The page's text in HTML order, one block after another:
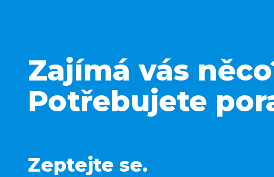
Zajímá vás
Potřebujete
Zeptejte se.